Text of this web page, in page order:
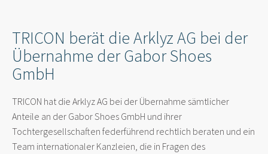
TRICON berät die Arklyz AG bei der
Übernahme der Gabor Shoes
GmbH
TRICON hat die Arklyz AG bei der Übernahme sämtlicher
Anteile an der Gabor Shoes GmbH und ihrer
Tochtergesellschaften federführend rechtlich beraten und ein
Team internationaler Kanzleien, die in Fragen des